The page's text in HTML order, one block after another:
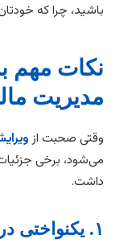
باشید، چرا که
نکات مهم
مدیریت
وقتی صحبت از
می‌شود، برخی
داشت.
۱. یکنواختی در اصطلاحات